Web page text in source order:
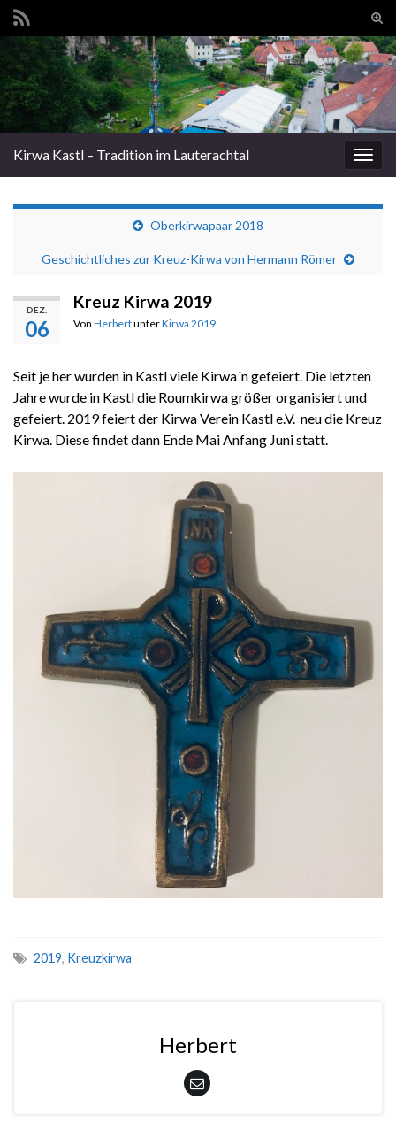
Search for:
Kirwa Kastl – Tradition im Lauterachtal
Oberkirwapaar 2018
Geschichtliches zur Kreuz-Kirwa von Hermann Römer
DEZ.
06
Kreuz Kirwa 2019
Von HerbertunterKirwa 2019
Seit je her wurden in Kastl viele Kirwa´n gefeiert. Die letzten
Jahre wurde in Kastl die Roumkirwa größer organisiert und
gefeiert. 2019 feiert der Kirwa Verein Kastl e.V. neu die Kreuz
Kirwa. Diese findet dann Ende Mai Anfang Juni statt.
2019, Kreuzkirwa
Herbert